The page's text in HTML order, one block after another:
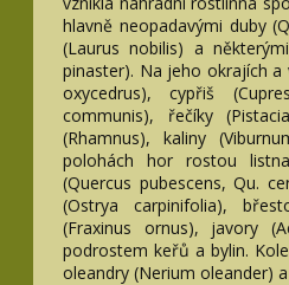
hlavně neopadavými duby
(Laurus nobilis) a
pinaster). Na jeho okrajích a
oxycedrus), cypřiš
communis), řečíky
(Rhamnus), kaliny
polohách hor rostou
(Quercus pubescens, Qu.
(Ostrya carpinifolia),
(Fraxinus ornus), javory
podrostem keřů a bylin.
oleandry (Nerium oleander)